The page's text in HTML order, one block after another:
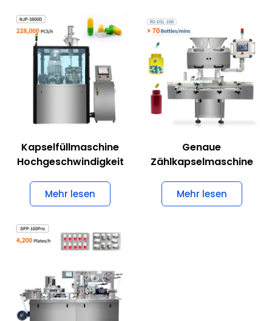
Kapselfüllmaschine
Hochgeschwindigkeit
Mehr lesen
Genaue
Zählkapselmaschine
Mehr lesen